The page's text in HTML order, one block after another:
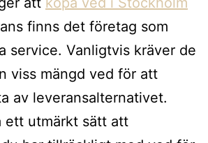
finns det företag som
service. Vanligtvis kräver de
viss mängd ved för att
av leveransalternativet.
ett utmärkt sätt att